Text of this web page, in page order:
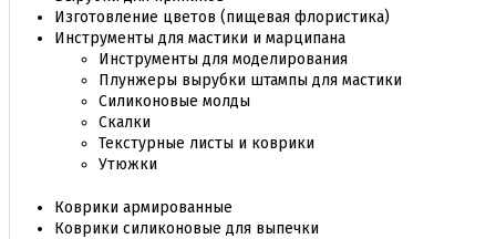
Изготовление цветов (пищевая флористика)
Инструменты для мастики и марципана
Инструменты для моделирования
Плунжеры вырубки штампы для мастики
Силиконовые молды
Скалки
Текстурные листы и коврики
Утюжки
Коврики армированные
Коврики силиконовые для выпечки